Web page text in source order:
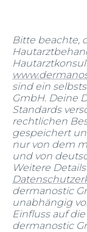
Bitte beachte,
sind ein
GmbH. Deine
Standards
rechtlichen
gespeichert
nur von dem
und von
Weitere
dermanostic
unabhängig
Einfluss auf
dermanostic